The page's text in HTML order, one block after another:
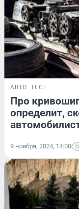
АВТО ТЕСТ
Про
определит,
9 ноября, 2024, 14:00